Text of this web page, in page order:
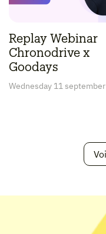
Replay Webinar
Chronodrive x
Goodays
Wednesday 11